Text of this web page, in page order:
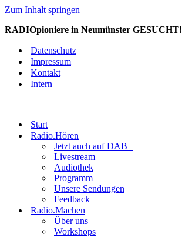
Zum Inhalt springen
RADIOpioniere in Neumünster GESUCHT!
Datenschutz
Impressum
Kontakt
Intern
Start
Radio.Hören
Jetzt auch auf DAB+
Livestream
Audiothek
Programm
Unsere Sendungen
Feedback
Radio.Machen
Über uns
Workshops